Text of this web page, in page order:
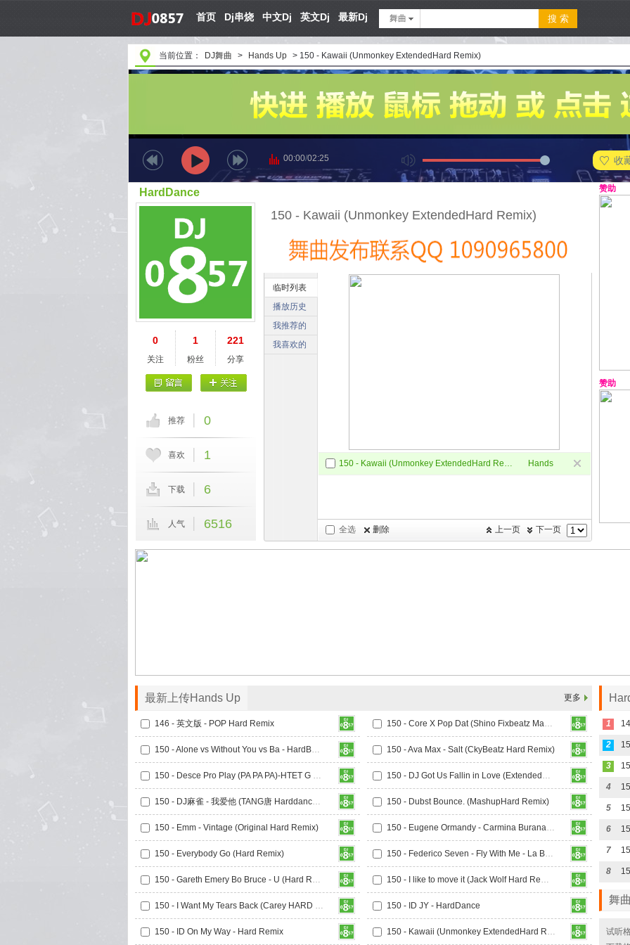
首页 Dj串烧 中文Dj 英文Dj 最新Dj 舞曲
当前位置： DJ舞曲 > Hands Up > 150 - Kawaii (Unmonkey ExtendedHard Remix)
收
00:00/02:25
150 - Kawaii (Unmonkey ExtendedHard Remix)
临时列表
播放历史
我推荐的
我喜欢的
150 - Kawaii (Unmonkey ExtendedHard Remix)
Hands
全选 删除 下一页
上一页
HardDance
0
关注
1
粉丝
221
分享
推荐 0
喜欢 1
下载 6
人气 6516
赞助
赞助
最新上传Hands Up 更多
146 - 英文版 - POP Hard Remix 150 - Core X Pop Dat (Shino Fixbeatz Mashup Hard)
150 - Alone vs Without You vs Ba - HardBounce 150 - Ava Max - Salt (CkyBeatz Hard Remix)
150 - Desce Pro Play (PA PA PA)-HTET G EDIT 修改版 150 - DJ Got Us Fallin in Love (ExtendedHard Remix)
150 - DJ麻雀 - 我爱他 (TANG唐 Harddance Remix) 150 - Dubst Bounce. (MashupHard Remix)
150 - Emm - Vintage (Original Hard Remix) 150 - Eugene Ormandy - Carmina Burana (Dark Hard Remix)
150 - Everybody Go (Hard Remix) 150 - Federico Seven - Fly With Me - La Bomba
150 - Gareth Emery Bo Bruce - U (Hard Remix) 150 - I like to move it (Jack Wolf Hard Remix)
150 - I Want My Tears Back (Carey HARD BOOTLEGHard Remix) 150 - ID JY - HardDance
150 - ID On My Way - Hard Remix 150 - Kawaii (Unmonkey ExtendedHard Remix)
1
2
3
4
5
6
7
8
舞
试听